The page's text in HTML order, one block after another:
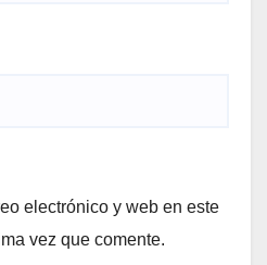
electrónico y web en este
vez que comente.